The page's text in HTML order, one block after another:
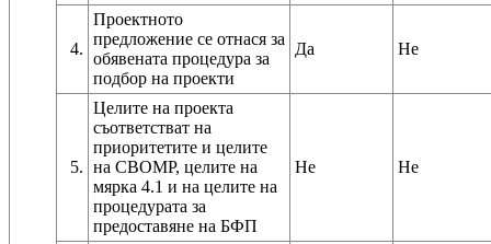
4.
Проектното
предложение се отнася за
обявената процедура за
подбор на проекти
Да Не
5.
Целите на проекта
съответстват на
приоритетите и целите
на СВОМР, целите на
мярка 4.1 и на целите на
процедурата за
предоставяне на БФП
Не Не